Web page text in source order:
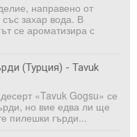
направено от
захар вода. В
се ароматизира с
(Турция) - Tavuk
«Tavuk Gogsu» се
но вие едва ли ще
пилешки гърди...